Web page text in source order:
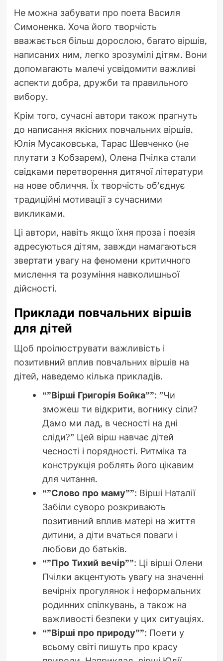
Не можна забувати про поета Василя
Симоненка. Хоча його творчість
вважається більш дорослою, багато віршів,
написаних ним, легко зрозумілі дітям. Вони
допомагають малечі усвідомити важливі
аспекти добра, дружби та правильного
вибору.
Крім того, сучасні автори також прагнуть
до написання якісних повчальних віршів.
Юлія Мусаковська, Тарас Шевченко (не
плутати з Кобзарем), Олена Пчілка стали
свідками перетворення дитячої літератури
на нове обличчя. Їх творчість об’єднує
традиційні мотивації з сучасними
викликами.
Ці автори, навіть якщо їхня проза і поезія
адресуються дітям, завжди намагаються
звертати увагу на феномени критичного
мислення та розуміння навколишньої
дійсності.
Приклади повчальних віршів
для дітей
Щоб проілюструвати важливість і
позитивний вплив повчальних віршів на
дітей, наведемо кілька прикладів.
“”Вірші Григорія Бойка””: ”Чи
зможеш ти відкрити, вогнику сіли?
Дамо ми лад, в чесності на дні
сліди?” Цей вірш навчає дітей
чесності і порядності. Ритміка та
конструкція роблять його цікавим
для читання.
“”Слово про маму””: Вірші Наталії
Забіли суворо розкривають
позитивний вплив матері на життя
дитини, а діти вчаться поваги і
любови до батьків.
“”Про Тихий вечір””: Ці вірші Олени
Пчілки акцентують увагу на значенні
вечірніх прогулянок і неформальних
родинних спілкувань, а також на
важливості безпеки у цих ситуаціях.
“”Вірші про природу””: Поети у
всьому світі пишуть про красу